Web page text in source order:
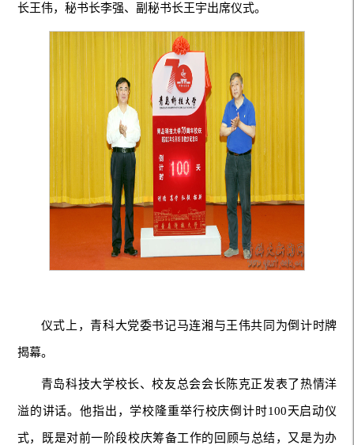
长王伟，秘书长李强、副秘书长王宇出席仪式。
仪式上，青科大党委书记马连湘与王伟共同为倒计时牌
揭幕。
青岛科技大学校长、校友总会会长陈克正发表了热情洋
溢的讲话。他指出，学校隆重举行校庆倒计时100天启动仪
式，既是对前一阶段校庆筹备工作的回顾与总结，又是为办